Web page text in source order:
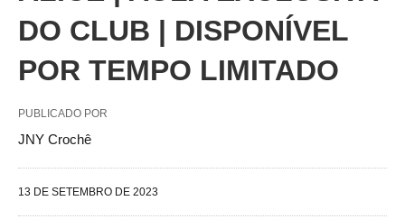
DO CLUB | DISPONÍVEL
POR TEMPO LIMITADO
PUBLICADO POR
JNY Crochê
13 DE SETEMBRO DE 2023